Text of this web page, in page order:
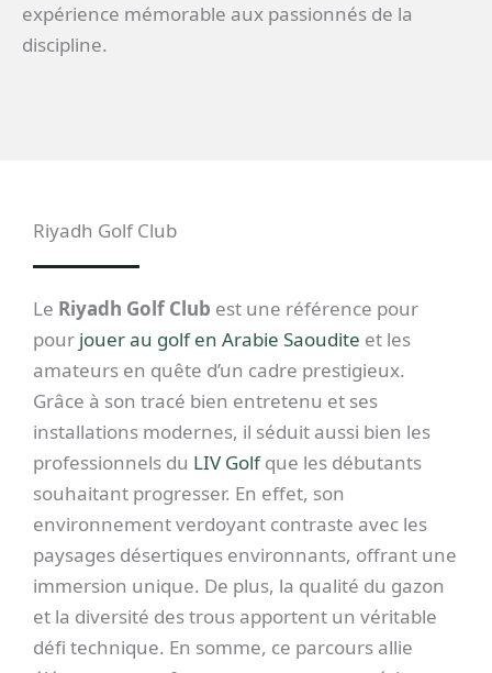
expérience mémorable aux passionnés de la
discipline.
Riyadh Golf Club
Le Riyadh Golf Club est une référence pour
pour jouer au golf en Arabie Saoudite et les
amateurs en quête d’un cadre prestigieux.
Grâce à son tracé bien entretenu et ses
installations modernes, il séduit aussi bien les
professionnels du LIV Golfque les débutants
souhaitant progresser. En effet, son
environnement verdoyant contraste avec les
paysages désertiques environnants, offrant une
immersion unique. De plus, la qualité du gazon
et la diversité des trous apportent un véritable
défi technique. En somme, ce parcours allie